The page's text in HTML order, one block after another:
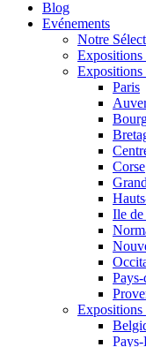
menu
contenu
Blog
Evénements
Notre
Expositions
Expositions
Paris
Corse
Ile de
Expositions